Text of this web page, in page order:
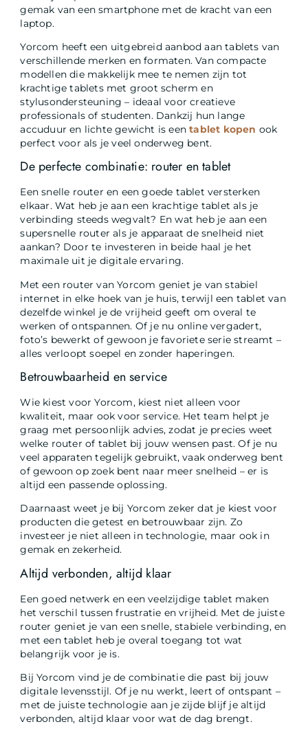
gemak van een smartphone met de kracht van een
laptop.
Yorcom heeft een uitgebreid aanbod aan tablets van
verschillende merken en formaten. Van compacte
modellen die makkelijk mee te nemen zijn tot
krachtige tablets met groot scherm en
stylusondersteuning – ideaal voor creatieve
professionals of studenten. Dankzij hun lange
accuduur en lichte gewicht is eentablet kopen ook
perfect voor als je veel onderweg bent.
De perfecte combinatie: router en tablet
Een snelle router en een goede tablet versterken
elkaar. Wat heb je aan een krachtige tablet als je
verbinding steeds wegvalt? En wat heb je aan een
supersnelle router als je apparaat de snelheid niet
aankan? Door te investeren in beide haal je het
maximale uit je digitale ervaring.
Met een router van Yorcom geniet je van stabiel
internet in elke hoek van je huis, terwijl een tablet van
dezelfde winkel je de vrijheid geeft om overal te
werken of ontspannen. Of je nu online vergadert,
foto’s bewerkt of gewoon je favoriete serie streamt –
alles verloopt soepel en zonder haperingen.
Betrouwbaarheid en service
Wie kiest voor Yorcom, kiest niet alleen voor
kwaliteit, maar ook voor service. Het team helpt je
graag met persoonlijk advies, zodat je precies weet
welke router of tablet bij jouw wensen past. Of je nu
veel apparaten tegelijk gebruikt, vaak onderweg bent
of gewoon op zoek bent naar meer snelheid – er is
altijd een passende oplossing.
Daarnaast weet je bij Yorcom zeker dat je kiest voor
producten die getest en betrouwbaar zijn. Zo
investeer je niet alleen in technologie, maar ook in
gemak en zekerheid.
Altijd verbonden, altijd klaar
Een goed netwerk en een veelzijdige tablet maken
het verschil tussen frustratie en vrijheid. Met de juiste
router geniet je van een snelle, stabiele verbinding, en
met een tablet heb je overal toegang tot wat
belangrijk voor je is.
Bij Yorcom vind je de combinatie die past bij jouw
digitale levensstijl. Of je nu werkt, leert of ontspant –
met de juiste technologie aan je zijde blijf je altijd
verbonden, altijd klaar voor wat de dag brengt.